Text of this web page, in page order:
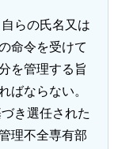
らの氏名又は
命令を受けて
を管理する旨
ばならない。
き選任された
理不全専有部